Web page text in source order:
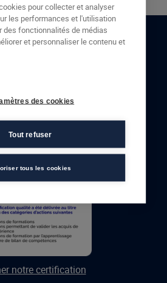
EN CONTACT
notre certification
pour collecter et analyser
les performances et l'utilisation
des fonctionnalités de médias
et personnaliser le contenu et
des cookies
Tout refuser
tous les cookies